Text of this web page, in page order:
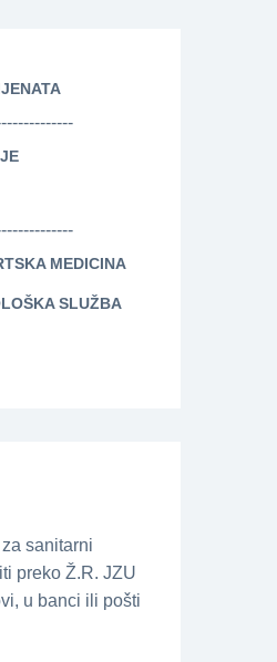
MEDICINA
SLUŽBA
sanitarni
preko Ž.R. JZU
u banci ili pošti